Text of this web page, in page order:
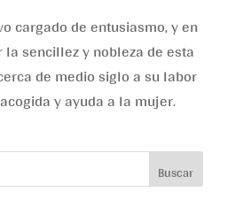
cargado de entusiasmo, y en
sencillez y nobleza de esta
de medio siglo a su labor
y ayuda a la mujer.